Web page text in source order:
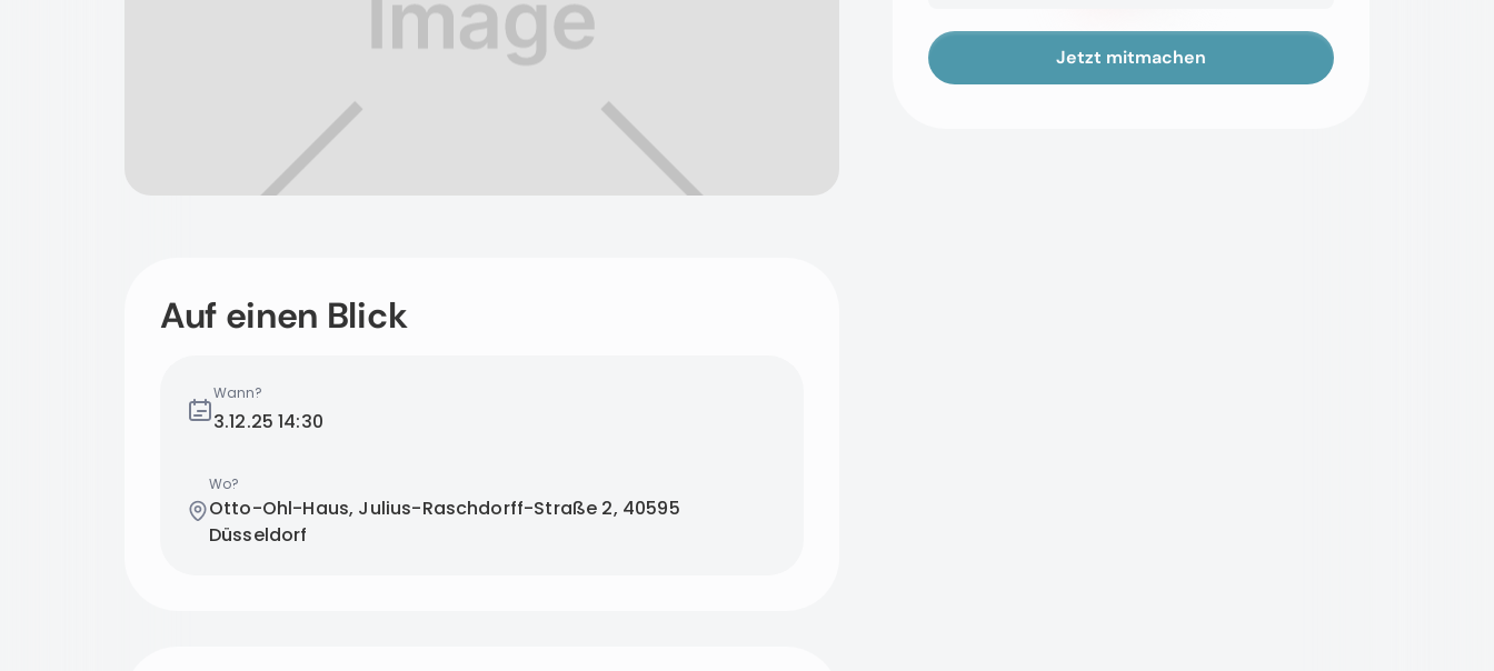
Auf einen Blick
Wann?
3.12.25 14:30
Wo?
Otto-Ohl-Haus, Julius-Raschdorff-Straße 2, 40595
Düsseldorf
Jetzt mitmachen